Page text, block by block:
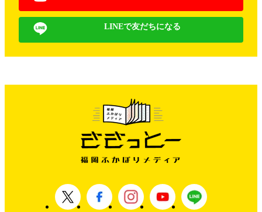
LINEで友だちになる